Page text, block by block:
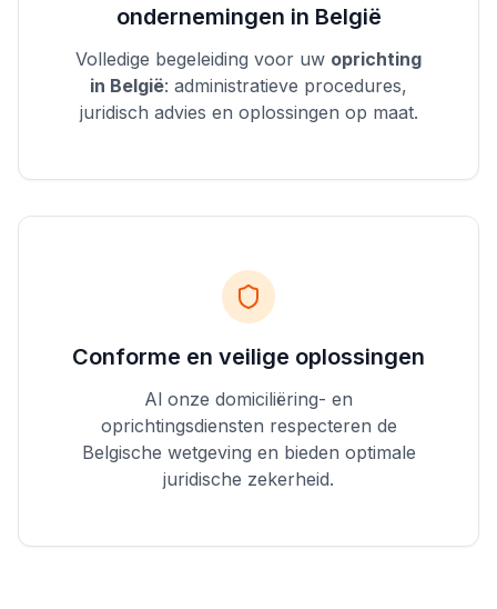
ondernemingen in België
Volledige begeleiding voor uw oprichting
in België: administratieve procedures,
juridisch advies en oplossingen op maat.
Conforme en veilige oplossingen
Al onze domiciliëring- en
oprichtingsdiensten respecteren de
Belgische wetgeving en bieden optimale
juridische zekerheid.